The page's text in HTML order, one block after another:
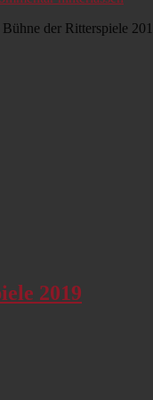
der Ritterspiele
2019